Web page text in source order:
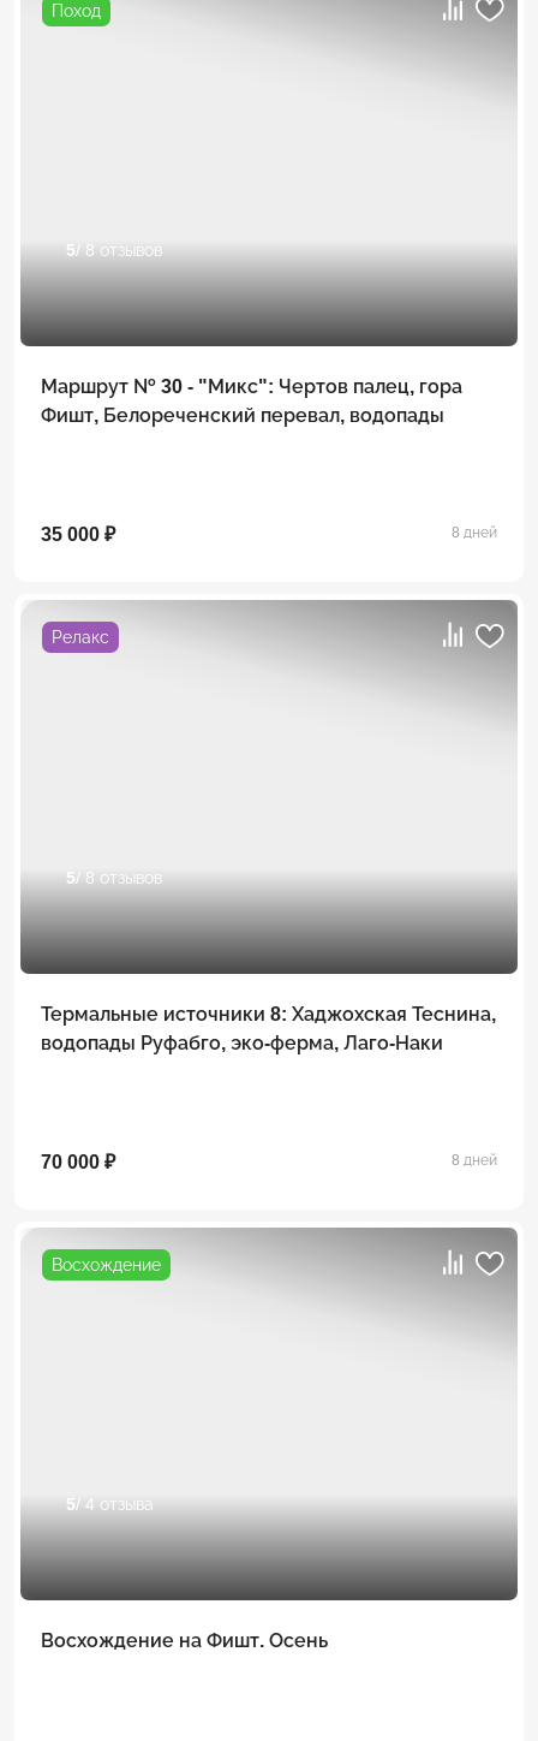
Поход
5/ 8 отзывов
Маршрут № 30 - "Микс": Чертов палец, гора
Фишт, Белореченский перевал, водопады
35 000 ₽ 8 дней
Релакс
5/ 8 отзывов
Термальные источники 8: Хаджохская Теснина,
водопады Руфабго, эко-ферма, Лаго-Наки
70 000 ₽ 8 дней
Восхождение
5/ 4 отзыва
Восхождение на Фишт. Осень